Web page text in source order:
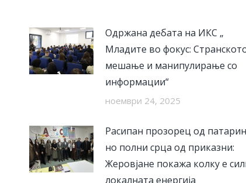
Одржана дебата на ИКС „
Младите во фокус:
мешање и манипулирање со
информации“
ноември 24, 2025
Расипан прозорец од
но полни срца од приказни:
Жеровјане покажа колку е
локалната енергија